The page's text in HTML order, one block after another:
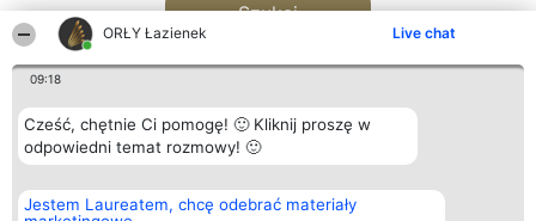
ORŁY Łazienek Live chat
09:18
Cześć, chętnie Ci pomogę! 🙂 Kliknij proszę w
odpowiedni temat rozmowy! 🙂
Jestem Laureatem, chcę odebrać materiały
Szukaj
Organizator plebiscytu
Bright Side Solutions sp. z o.
Plebiscyt
Laureaci
Kontakt
Kontakt